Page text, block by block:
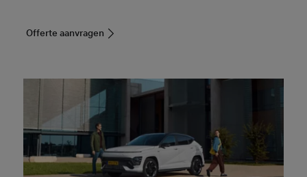
Offerte aanvragen